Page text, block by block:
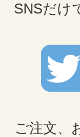
SNSだけ
ご注文、